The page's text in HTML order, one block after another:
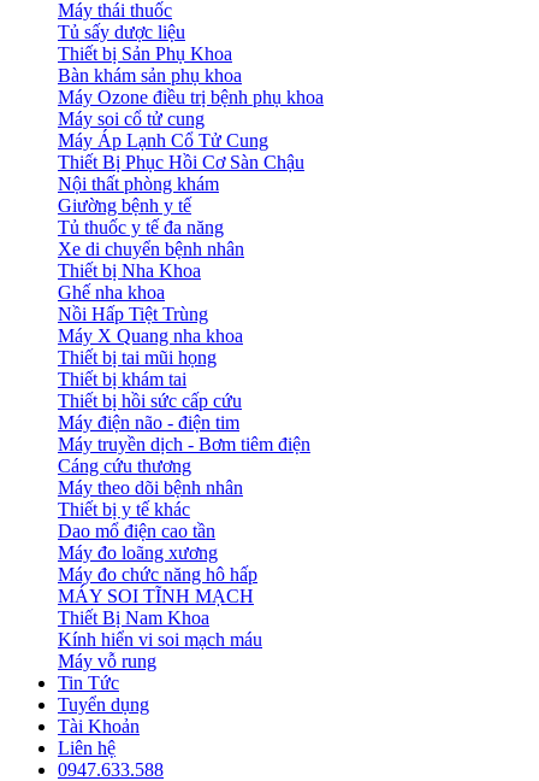
Máy thái thuốc
Tủ sấy dược liệu
Thiết bị Sản Phụ Khoa
Bàn khám sản phụ khoa
Máy Ozone điều trị bệnh phụ khoa
Máy soi cổ tử cung
Máy Áp Lạnh Cổ Tử Cung
Thiết Bị Phục Hồi Cơ Sàn Chậu
Nội thất phòng khám
Giường bệnh y tế
Tủ thuốc y tế đa năng
Xe di chuyển bệnh nhân
Thiết bị Nha Khoa
Ghế nha khoa
Nồi Hấp Tiệt Trùng
Máy X Quang nha khoa
Thiết bị tai mũi họng
Thiết bị khám tai
Thiết bị hồi sức cấp cứu
Máy điện não - điện tim
Máy truyền dịch - Bơm tiêm điện
Cáng cứu thương
Máy theo dõi bệnh nhân
Thiết bị y tế khác
Dao mổ điện cao tần
Máy đo loãng xương
Máy đo chức năng hô hấp
MÁY SOI TĨNH MẠCH
Thiết Bị Nam Khoa
Kính hiển vi soi mạch máu
Máy vỗ rung
Tin Tức
Tuyển dụng
Tài Khoản
Liên hệ
0947.633.588